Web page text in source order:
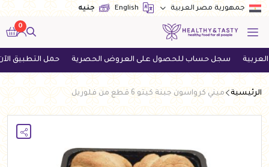
جمهورية مصر العربية English جنيه
0
سجل حساب للحصول على العروض الحصرية حمل التطبيق الآن
الرئيسية ميني كرواسون جبنة كيتو 6 قطع من فلوريل